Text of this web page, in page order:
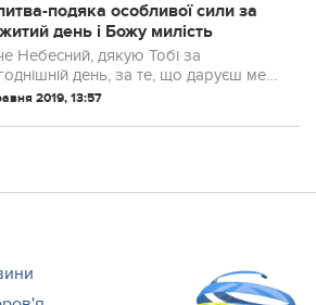
подяка особливої сили за
день і Божу милість
Небесний, дякую Тобі за
день, за те, що даруєш мені
аби я міг знову зустрітися з
2019, 13:57